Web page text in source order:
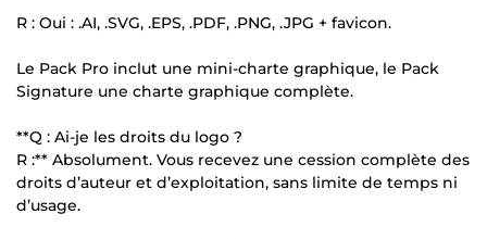
R : Oui : .AI, .SVG, .EPS, .PDF, .PNG, .JPG + favicon.
Le Pack Pro inclut une mini-charte graphique, le Pack
Signature une charte graphique complète.
**Q : Ai-je les droits du logo ?
R :** Absolument. Vous recevez une cession complète des
droits d’auteur et d’exploitation, sans limite de temps ni
d’usage.